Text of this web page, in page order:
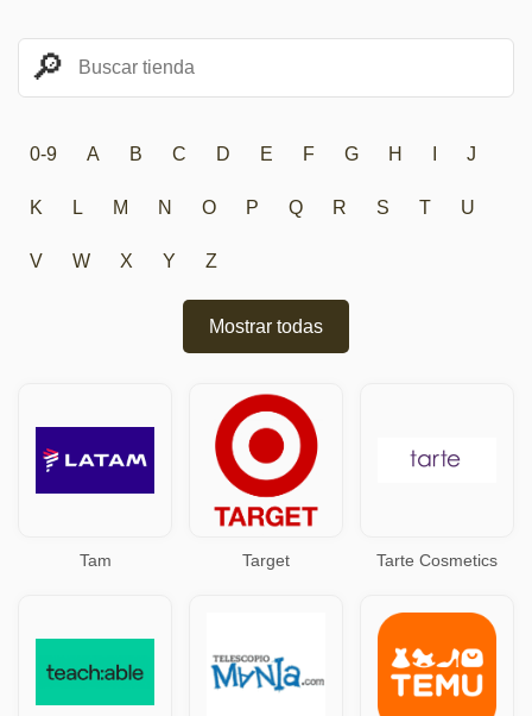
0-9 A B C D E F G H J
K L M N O P Q R S T U
V W X Y Z
Mostrar todas
Tam Target Tarte Cosmetics